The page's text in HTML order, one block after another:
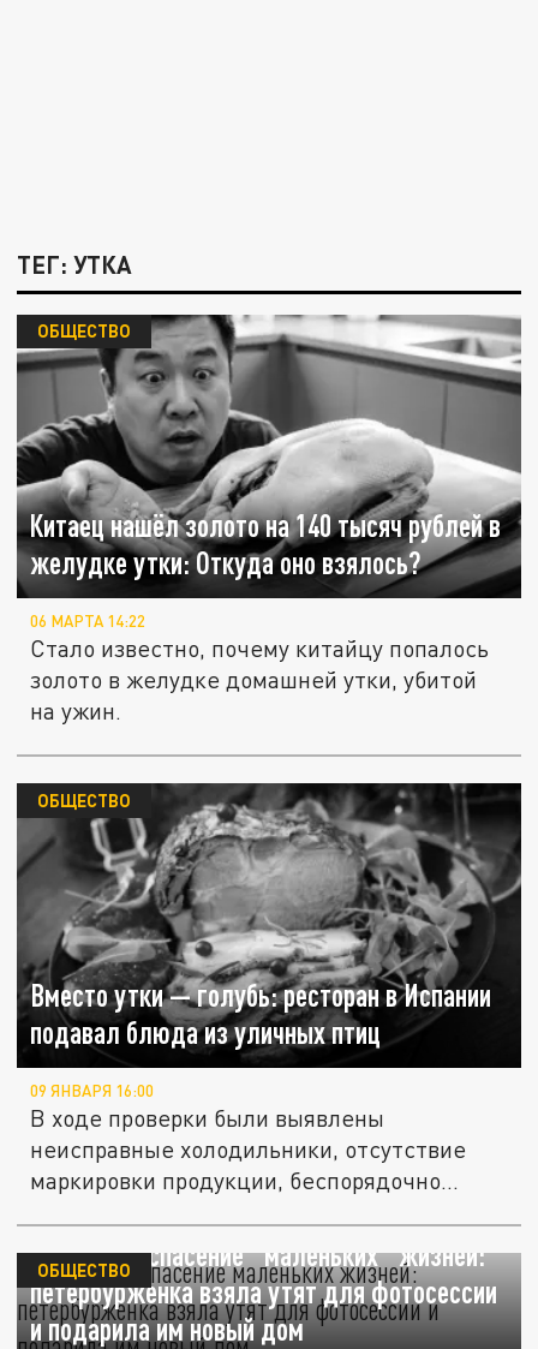
ТЕГ: УТКА
Китаец нашёл золото на 140 тысяч рублей в
желудке утки: Откуда оно взялось?
ОБЩЕСТВО
06 МАРТА 14:22
Стало известно, почему китайцу попалось
золото в желудке домашней утки, убитой
на ужин.
Вместо утки — голубь: ресторан в Испании
подавал блюда из уличных птиц
ОБЩЕСТВО
09 ЯНВАРЯ 16:00
В ходе проверки были выявлены
неисправные холодильники, отсутствие
маркировки продукции, беспорядочно...
Случайное спасение "маленьких" жизней:
петербурженка взяла утят для фотосессии
и подарила им новый дом
ОБЩЕСТВО